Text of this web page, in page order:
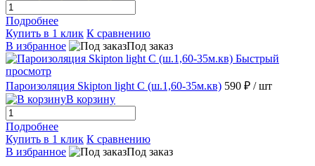
Подробнее
Купить в 1 клик К сравнению
В избранное
Под заказ
Быстрый
просмотр
Пароизоляция Skipton light C (ш.1,60-35м.кв) 590 ₽ / шт
В корзину
Подробнее
Купить в 1 клик К сравнению
В избранное
Под заказ